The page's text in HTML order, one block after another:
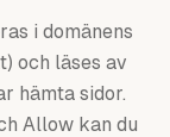
i domänens
och läses av
hämta sidor.
Allow kan du